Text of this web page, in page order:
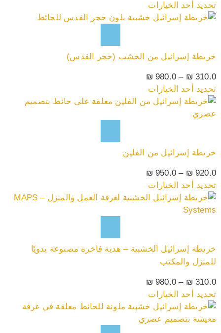
تحديد أحد الخيارات
خريطة إسرائيل من الخشب (حجر القدس)
310.0
₪
–
980.0
₪
تحديد أحد الخيارات
خريطة إسرائيل من الفلين
920.0
₪
–
950.0
₪
تحديد أحد الخيارات
خريطة إسرائيل الخشبية – هدية فاخرة مصنوعة يدويًا
للمنزل والمكتب
310.0
₪
–
980.0
₪
تحديد أحد الخيارات